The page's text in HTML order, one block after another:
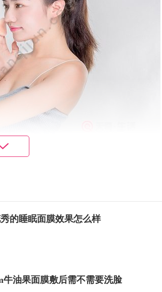
的睡眠面膜效果怎么样
油果面膜敷后需不需要洗脸